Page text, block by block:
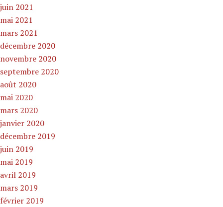
juin 2021
mai 2021
mars 2021
décembre 2020
novembre 2020
septembre 2020
août 2020
mai 2020
mars 2020
janvier 2020
décembre 2019
juin 2019
mai 2019
avril 2019
mars 2019
février 2019